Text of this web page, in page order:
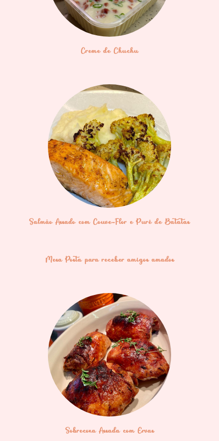
Creme de Chuchu
Salmão Assado com Couve-Flor e Purê de Batatas
Mesa Posta para receber amigos amados
Sobrecoxa Assada com Ervas